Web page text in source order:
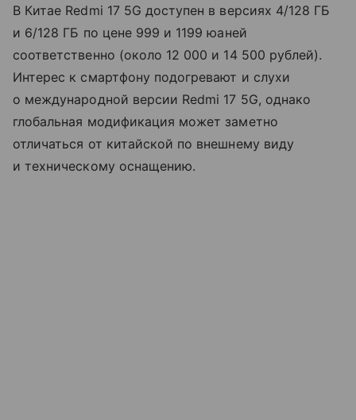
В Китае Redmi 17 5G доступен в версиях 4/128 ГБ
и 6/128 ГБ по цене 999 и 1199 юаней
соответственно (около 12 000 и 14 500 рублей).
Интерес к смартфону подогревают и слухи
о международной версии Redmi 17 5G, однако
глобальная модификация может заметно
отличаться от китайской по внешнему виду
и техническому оснащению.